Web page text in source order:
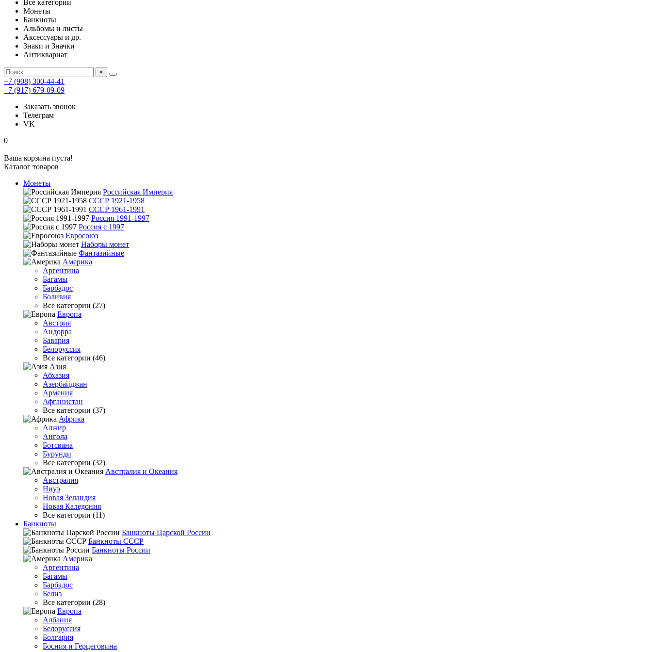
Все категории
Монеты
Банкноты
Альбомы и листы
Аксессуары и др.
Знаки и Значки
Антиквариат
×
+7 (908) 300-44-41
+7 (917) 679-09-09
Заказать звонок
Телеграм
VK
0
Ваша корзина пуста!
Каталог товаров
Монеты
Российская Империя
СССР 1921-1958
СССР 1961-1991
Россия 1991-1997
Россия с 1997
Евросоюз
Наборы монет
Фантазийные
Америка
Аргентина
Багамы
Барбадос
Боливия
Все категории (27)
Европа
Австрия
Андорра
Бавария
Белоруссия
Все категории (46)
Азия
Абхазия
Азербайджан
Армения
Афганистан
Все категории (37)
Африка
Алжир
Ангола
Ботсвана
Бурунди
Все категории (32)
Австралия и Океания
Австралия
Ниуэ
Новая Зеландия
Новая Каледония
Все категории (11)
Банкноты
Банкноты Царской России
Банкноты СССР
Банкноты России
Америка
Аргентина
Багамы
Барбадос
Белиз
Все категории (28)
Европа
Албания
Белоруссия
Болгария
Босния и Герцеговина